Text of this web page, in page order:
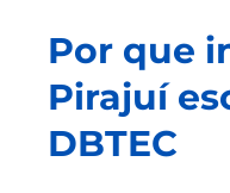
Por que
Pirajuí
DBTEC